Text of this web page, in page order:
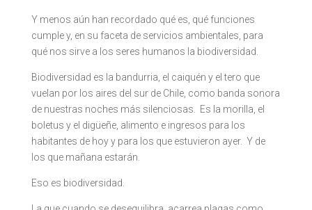
Y menos aún han recordado qué es, qué funciones
cumple y, en su faceta de servicios ambientales, para
qué nos sirve a los seres humanos la biodiversidad.
Biodiversidad es la bandurria, el caiquén y el tero que
vuelan por los aires del sur de Chile, como banda sonora
de nuestras noches más silenciosas. Es la morilla, el
boletus y el digüeñe, alimento e ingresos para los
habitantes de hoy y para los que estuvieron ayer. Y de
los que mañana estarán.
Eso es biodiversidad.